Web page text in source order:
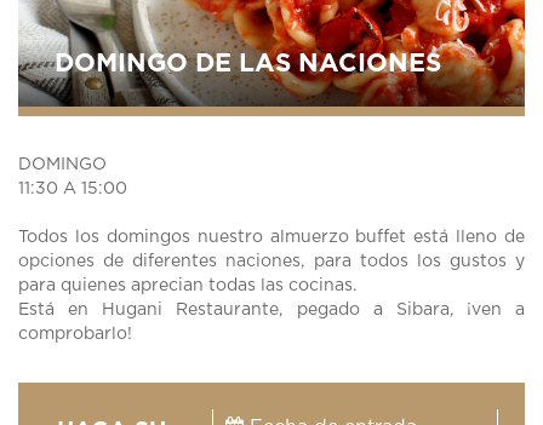
DOMINGO DE LAS NACIONES
DOMINGO
11:30 A 15:00
Todos los domingos nuestro almuerzo buffet está lleno de
opciones de diferentes naciones, para todos los gustos y
para quienes aprecian todas las cocinas.
Está en Hugani Restaurante, pegado a Sibara, ¡ven a
comprobarlo!